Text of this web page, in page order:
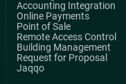
Accounting Integration
Online Payments
Point of Sale
Remote Access Control
Building Management
Request for Proposal
Jaqqo